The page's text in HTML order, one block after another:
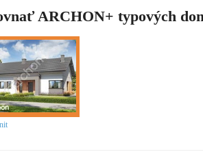
ARCHON+ typových